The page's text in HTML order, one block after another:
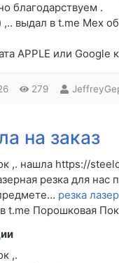
благодарствуем .
выдал в t.me Мех
APPLE или Google
279
на заказ
,. нашла https://
резка для
резка
t.me Порошковая
,.